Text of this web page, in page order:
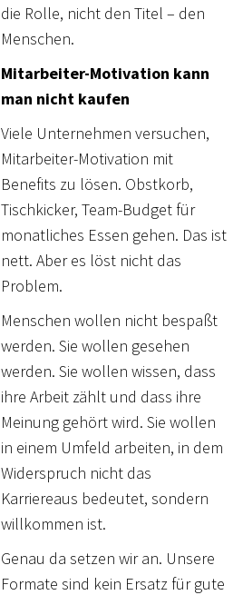
die Rolle, nicht den Titel – den
Menschen.
Mitarbeiter-Motivation kann
man nicht kaufen
Viele Unternehmen versuchen,
Mitarbeiter-Motivation mit
Benefits zu lösen. Obstkorb,
Tischkicker, Team-Budget für
monatliches Essen gehen. Das ist
nett. Aber es löst nicht das
Problem.
Menschen wollen nicht bespaßt
werden. Sie wollen gesehen
werden. Sie wollen wissen, dass
ihre Arbeit zählt und dass ihre
Meinung gehört wird. Sie wollen
in einem Umfeld arbeiten, in dem
Widerspruch nicht das
Karriereaus bedeutet, sondern
willkommen ist.
Genau da setzen wir an. Unsere
Formate sind kein Ersatz für gute